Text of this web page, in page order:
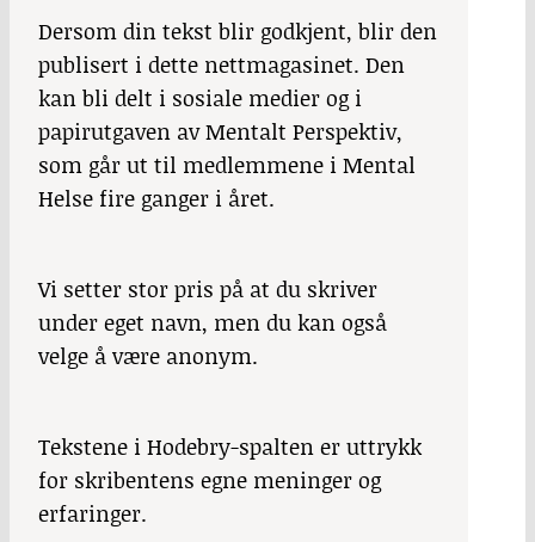
Dersom din tekst blir godkjent, blir den
publisert i dette nettmagasinet. Den
kan bli delt i sosiale medier og i
papirutgaven av Mentalt Perspektiv,
som går ut til medlemmene i Mental
Helse fire ganger i året.
Vi setter stor pris på at du skriver
under eget navn, men du kan også
velge å være anonym.
Tekstene i Hodebry-spalten er uttrykk
for skribentens egne meninger og
erfaringer.